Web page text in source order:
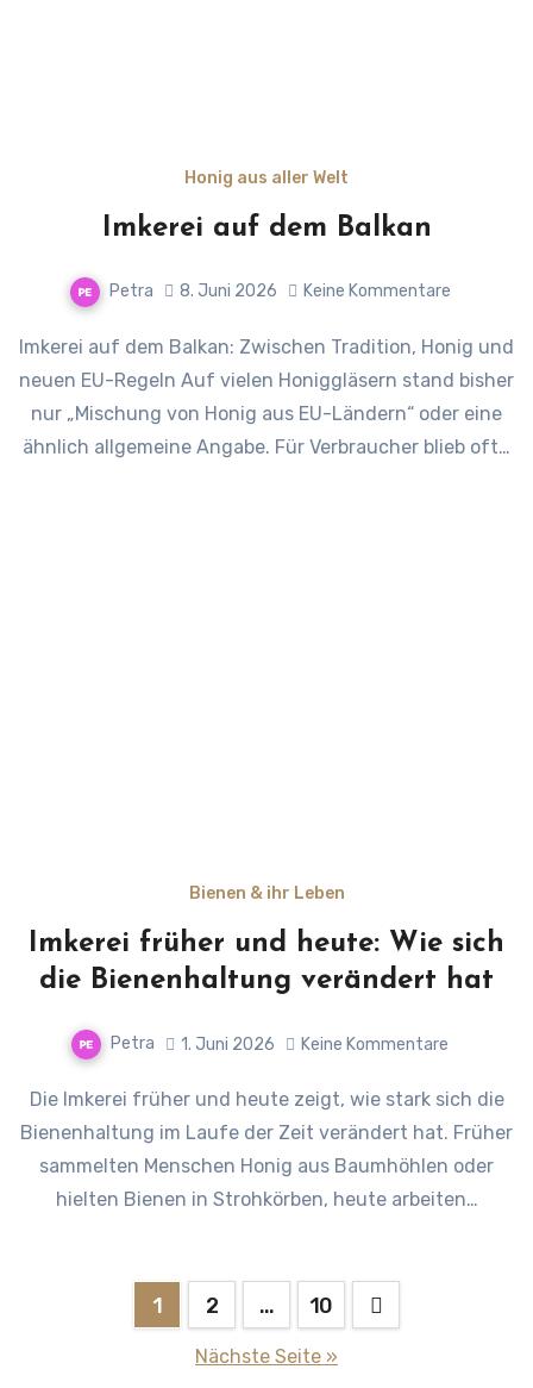
Honig aus aller Welt
Imkerei auf dem Balkan
Petra 8. Juni 2026 Keine Kommentare
Imkerei auf dem Balkan: Zwischen Tradition, Honig und
neuen EU-Regeln Auf vielen Honiggläsern stand bisher
nur „Mischung von Honig aus EU-Ländern“ oder eine
ähnlich allgemeine Angabe. Für Verbraucher blieb oft…
Bienen & ihr Leben
Imkerei früher und heute: Wie sich
die Bienenhaltung verändert hat
Petra 1. Juni 2026 Keine Kommentare
Die Imkerei früher und heute zeigt, wie stark sich die
Bienenhaltung im Laufe der Zeit verändert hat. Früher
sammelten Menschen Honig aus Baumhöhlen oder
hielten Bienen in Strohkörben, heute arbeiten…
Seitennummerierung
1 2 … 10
Nächste Seite »